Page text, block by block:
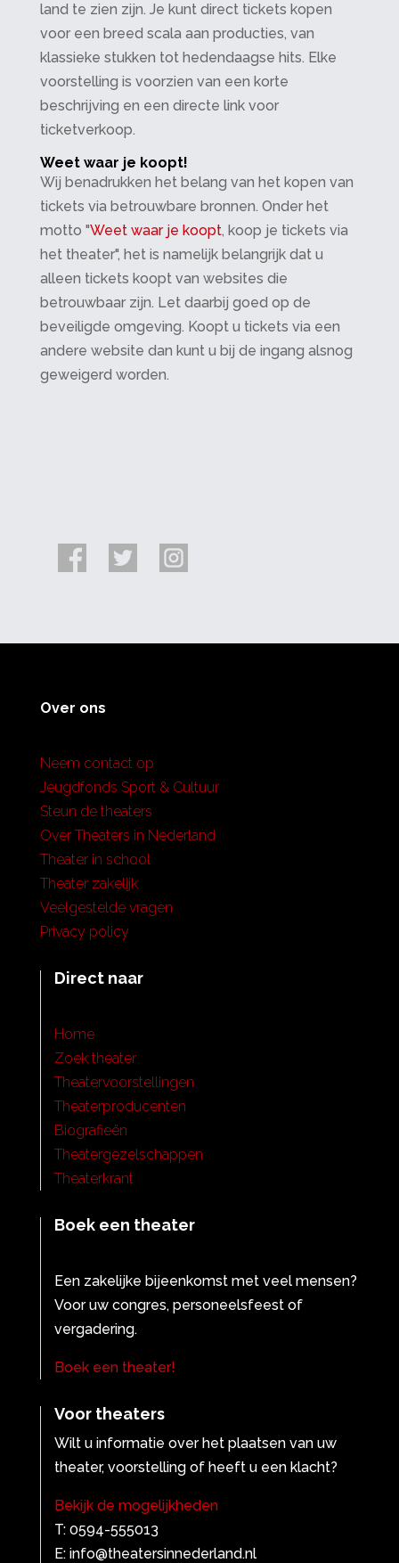
land te zien zijn. Je kunt direct tickets kopen
voor een breed scala aan producties, van
klassieke stukken tot hedendaagse hits. Elke
voorstelling is voorzien van een korte
beschrijving en een directe link voor
ticketverkoop.
Weet waar je koopt!
Wij benadrukken het belang van het kopen van
tickets via betrouwbare bronnen. Onder het
motto "Weet waar je koopt, koop je tickets via
het theater", het is namelijk belangrijk dat u
alleen tickets koopt van websites die
betrouwbaar zijn. Let daarbij goed op de
beveiligde omgeving. Koopt u tickets via een
andere website dan kunt u bij de ingang alsnog
geweigerd worden.
Over ons
Neem contact op
Jeugdfonds Sport & Cultuur
Steun de theaters
Over Theaters in Nederland
Theater in school
Theater zakelijk
Veelgestelde vragen
Privacy policy
Direct naar
Home
Zoek theater
Theatervoorstellingen
Theaterproducenten
Biografieën
Theatergezelschappen
Theaterkrant
Boek een theater
Een zakelijke bijeenkomst met veel mensen?
Voor uw congres, personeelsfeest of
vergadering.
Boek een theater!
Voor theaters
Wilt u informatie over het plaatsen van uw
theater, voorstelling of heeft u een klacht?
Bekijk de mogelijkheden
T: 0594-555013
E: info@theatersinnederland.nl